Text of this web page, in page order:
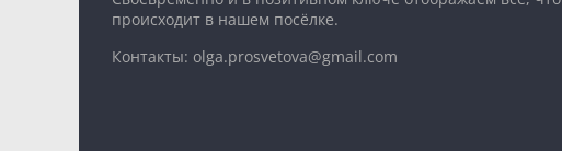
происходит в нашем посёлке.
Контакты: olga.prosvetova@gmail.com